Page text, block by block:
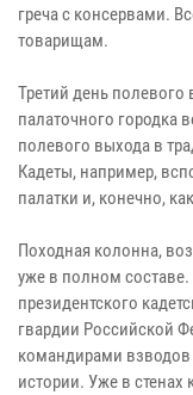
греча с консервами.
товарищам.
Третий день
палаточного городка
полевого выхода в
Кадеты, например,
палатки и, конечно,
Походная колонна,
уже в полном
президентского
гвардии Российской
командирами
истории. Уже в стенах